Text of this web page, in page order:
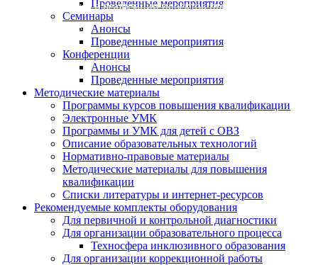
участвует в реализации проектов при поддержке
Подробнее
Проведенные мероприятия
Семинары
Анонсы
Проведенные мероприятия
Конференции
Анонсы
Проведенные мероприятия
Методические материалы
Программы курсов повышения квалификации
Электронные УМК
Программы и УМК для детей с ОВЗ
Описание образовательных технологий
Нормативно-правовые материалы
Методические материалы для повышения
квалификации
Списки литературы и интернет-ресурсов
Рекомендуемые комплекты оборудования
Для первичной и контрольной диагностики
Для организации образовательного процесса
Техносфера инклюзивного образования
Для организации коррекционной работы